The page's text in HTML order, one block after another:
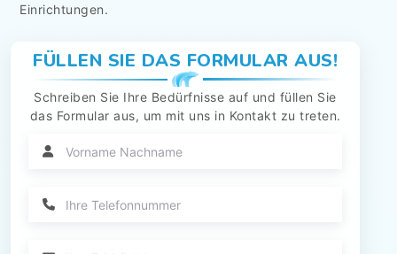
Einrichtungen.
FÜLLEN SIE DAS FORMULAR AUS!
Schreiben Sie Ihre Bedürfnisse auf und füllen Sie
das Formular aus, um mit uns in Kontakt zu treten.